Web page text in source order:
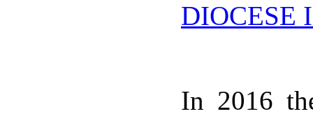
DIOCESE
In 2016